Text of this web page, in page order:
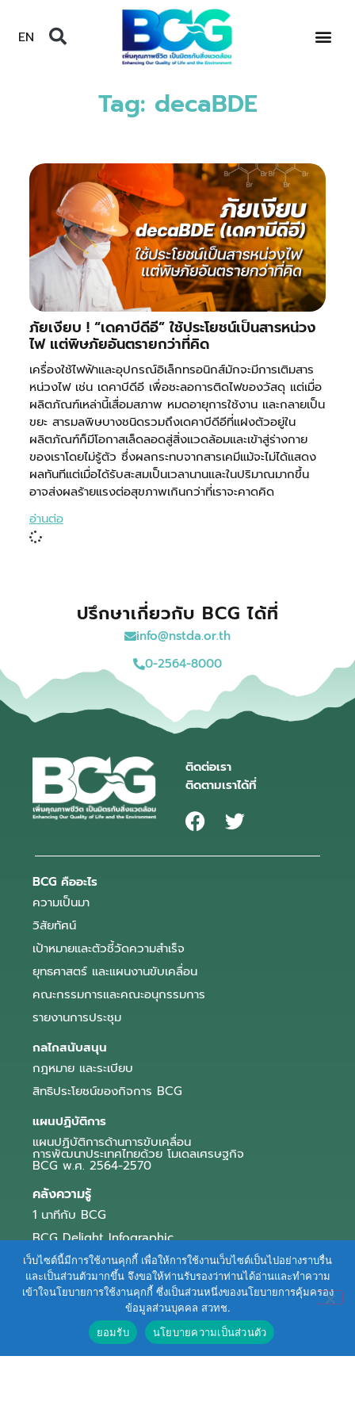
EN
Tag: decaBDE
ภัยเงียบ ! “เดคาบีดีอี” ใช้ประโยชน์เป็นสารหน่วง
ไฟ แต่พิษภัยอันตรายกว่าที่คิด
เครื่องใช้ไฟฟ้าและอุปกรณ์อิเล็กทรอนิกส์มักจะมีการเติมสาร
หน่วงไฟ เช่น เดคาบีดีอี เพื่อชะลอการติดไฟของวัสดุ แต่เมื่อ
ผลิตภัณฑ์เหล่านี้เสื่อมสภาพ หมดอายุการใช้งาน และกลายเป็น
ขยะ สารมลพิษบางชนิดรวมถึงเดคาบีดีอีที่แฝงตัวอยู่ใน
ผลิตภัณฑ์ก็มีโอกาสเล็ดลอดสู่สิ่งแวดล้อมและเข้าสู่ร่างกาย
ของเราโดยไม่รู้ตัว ซึ่งผลกระทบจากสารเคมีแม้จะไม่ได้แสดง
ผลทันทีแต่เมื่อได้รับสะสมเป็นเวลานานและในปริมาณมากขึ้น
อาจส่งผลร้ายแรงต่อสุขภาพเกินกว่าที่เราจะคาดคิด
อ่านต่อ
ปรึกษาเกี่ยวกับ BCG ได้ที่
info@nstda.or.th
0-2564-8000
ติดต่อเรา
ติดตามเราได้ที่
BCG คืออะไร
ความเป็นมา
วิสัยทัศน์
เป้าหมายและตัวชี้วัดความสำเร็จ
ยุทธศาสตร์ และแผนงานขับเคลื่อน
คณะกรรมการและคณะอนุกรรมการ
รายงานการประชุม
กลไกสนับสนุน
กฎหมาย และระเบียบ
สิทธิประโยชน์ของกิจการ BCG
แผนปฏิบัติการ
แผนปฏิบัติการด้านการขับเคลื่อน
การพัฒนาประเทศไทยด้วย โมเดลเศรษฐกิจ
BCG พ.ศ. 2564-2570
คลังความรู้
1 นาทีกับ BCG
BCG Delight Infographic
สื่อประชาสัมพันธ์
e-Book Series
ตัวอย่างธุรกิจ BCG
ข่าวและบทความ
เว็บไซต์นี้มีการใช้งานคุกกี้ เพื่อให้การใช้งานเว็บไซต์เป็นไปอย่างราบรื่น
และเป็นส่วนตัวมากขึ้น จึงขอให้ท่านรับรองว่าท่านได้อ่านและทำความ
เข้าใจนโยบายการใช้งานคุกกี้ ซึ่งเป็นส่วนหนึ่งของนโยบายการคุ้มครอง
ข้อมูลส่วนบุคคล สวทช.
ยอมรับ
นโยบายความเป็นส่วนตัว